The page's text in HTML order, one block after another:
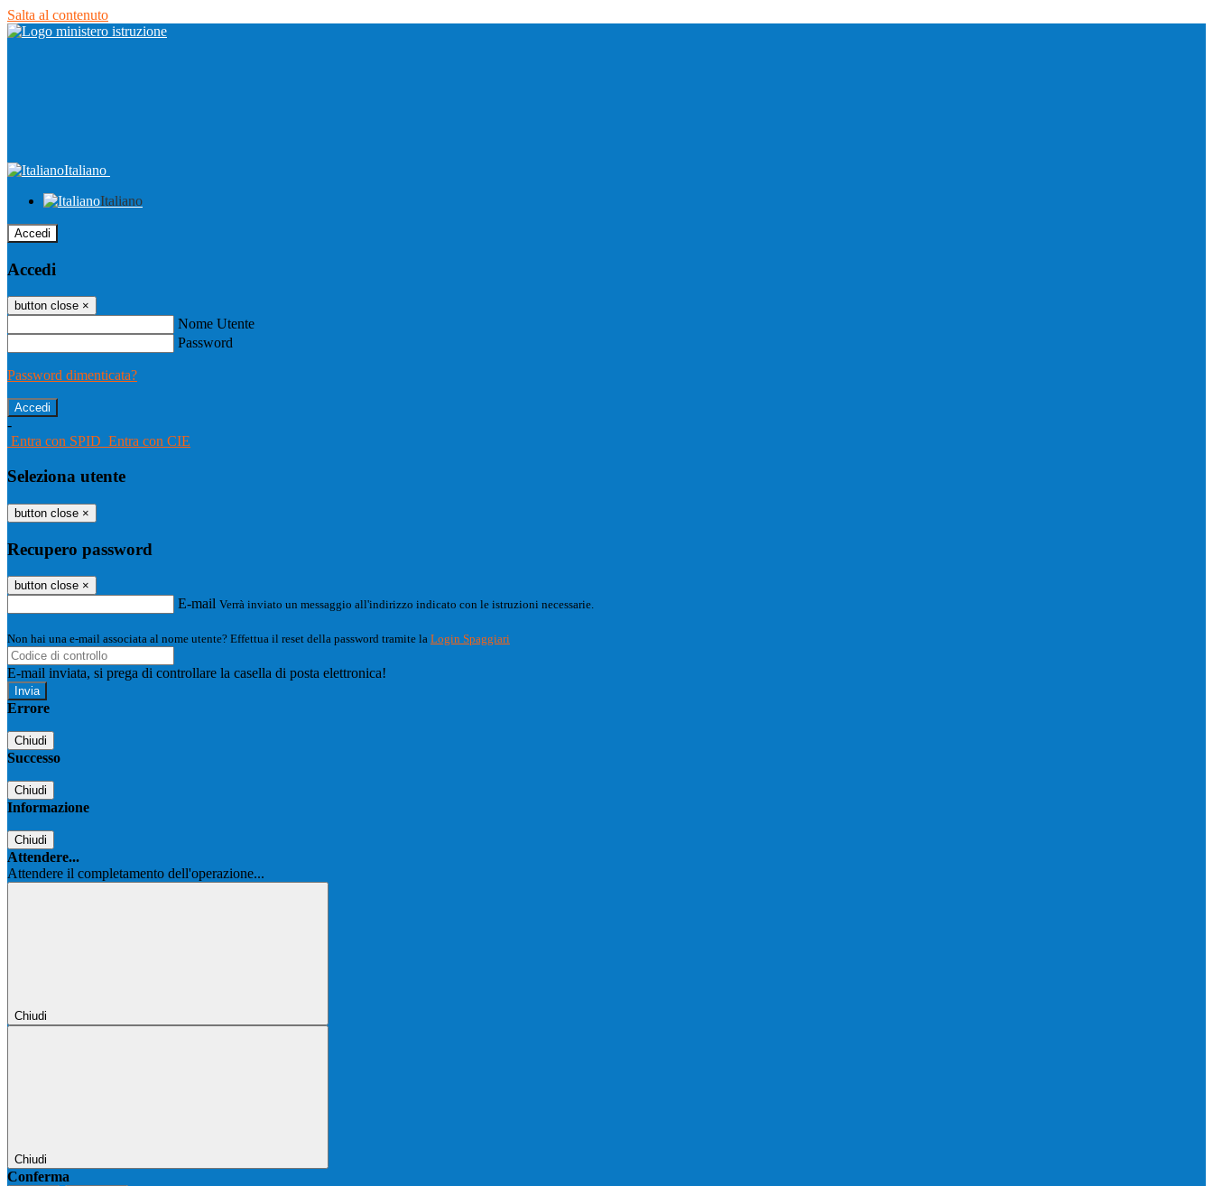
Salta al contenuto
Italiano
Italiano
Accedi
Accedi
button close ×
Nome Utente
Password
Password dimenticata?
-
Entra con SPID Entra con CIE
Seleziona utente
button close ×
Recupero password
button close ×
E-mail Verrà inviato un messaggio all'indirizzo indicato con le istruzioni necessarie.
Non hai una e-mail associata al nome utente? Effettua il reset della password tramite la Login Spaggiari
E-mail inviata, si prega di controllare la casella di posta elettronica!
Errore
Chiudi
Successo
Chiudi
Informazione
Chiudi
Attendere...
Attendere il completamento dell'operazione...
Chiudi
Chiudi
Conferma